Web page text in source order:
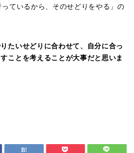
っているから、そのせどりをやる」の
たいせどりに合わせて、自分に合っ
ことを考えることが大事だと思いま